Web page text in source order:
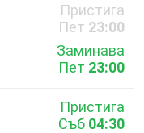
Пристига
Пет 23:00
Заминава
Пет 23:00
Пристига
Съб 04:30